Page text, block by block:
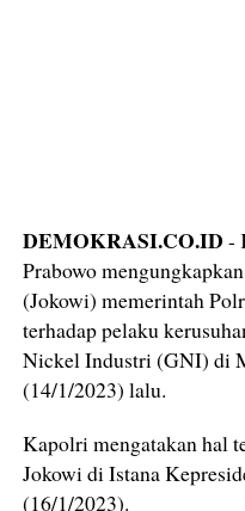
DEMOKRASI.CO.ID -
Prabowo
(Jokowi) memerintah
terhadap pelaku
Nickel Industri (GNI) di
(14/1/2023) lalu.
Kapolri mengatakan hal
Jokowi di Istana
(16/1/2023).